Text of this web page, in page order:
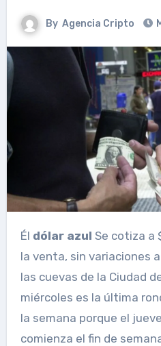
By Agencia Cripto
Él dólar azul Se cotiza a
la venta, sin variaciones
las cuevas de la Ciudad
miércoles es la última
la semana porque el
comienza el fin de